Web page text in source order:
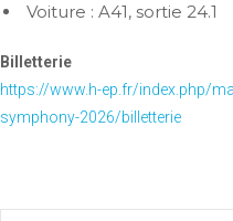
Voiture : A41, sortie 24.1
Billetterie
https://www.h-ep.fr/index.php/
symphony-2026/billetterie